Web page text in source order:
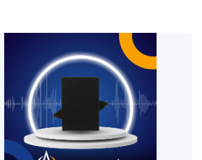
bu kanal derinliği,
simetrik yerleşim, sol-